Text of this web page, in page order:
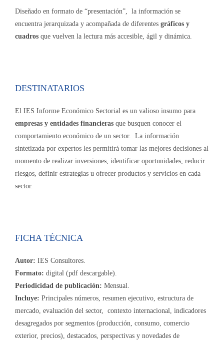
Diseñado en formato de “presentación”, la información se
encuentra jerarquizada y acompañada de diferentes gráficos y
cuadros que vuelven la lectura más accesible, ágil y dinámica.
DESTINATARIOS
El IES Informe Económico Sectorial es un valioso insumo para
empresas y entidades financieras que busquen conocer el
comportamiento económico de un sector. La información
sintetizada por expertos les permitirá tomar las mejores decisiones al
momento de realizar inversiones, identificar oportunidades, reducir
riesgos, definir estrategias u ofrecer productos y servicios en cada
sector.
FICHA TÉCNICA
Autor: IES Consultores.
Formato: digital (pdf descargable).
Periodicidad de publicación: Mensual.
Incluye: Principales números, resumen ejecutivo, estructura de
mercado, evaluación del sector, contexto internacional, indicadores
desagregados por segmentos (producción, consumo, comercio
exterior, precios), destacados, perspectivas y novedades de